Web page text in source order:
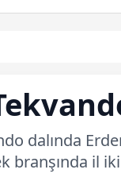
dalında
branşında il